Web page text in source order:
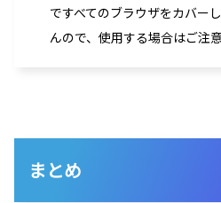
ですべてのブラウザをカバー
んので、使用する場合はご注
まとめ